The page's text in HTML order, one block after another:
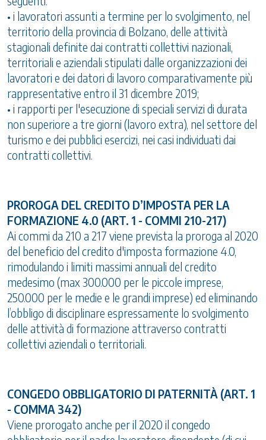
• i lavoratori assunti a termine per lo svolgimento, nel
territorio della provincia di Bolzano, delle attività
stagionali definite dai contratti collettivi nazionali,
territoriali e aziendali stipulati dalle organizzazioni dei
lavoratori e dei datori di lavoro comparativamente più
rappresentative entro il 31 dicembre 2019;
• i rapporti per l'esecuzione di speciali servizi di durata
non superiore a tre giorni (lavoro extra), nel settore del
turismo e dei pubblici esercizi, nei casi individuati dai
contratti collettivi.
PROROGA DEL CREDITO D’IMPOSTA PER LA
FORMAZIONE 4.0 (ART. 1 - COMMI 210-217)
Ai commi da 210 a 217 viene prevista la proroga al 2020
del beneficio del credito d'imposta formazione 4.0,
rimodulando i limiti massimi annuali del credito
medesimo (max 300.000 per le piccole imprese,
250.000 per le medie e le grandi imprese) ed eliminando
l’obbligo di disciplinare espressamente lo svolgimento
delle attività di formazione attraverso contratti
collettivi aziendali o territoriali.
CONGEDO OBBLIGATORIO DI PATERNITÀ (ART. 1
- COMMA 342)
Viene prorogato anche per il 2020 il congedo